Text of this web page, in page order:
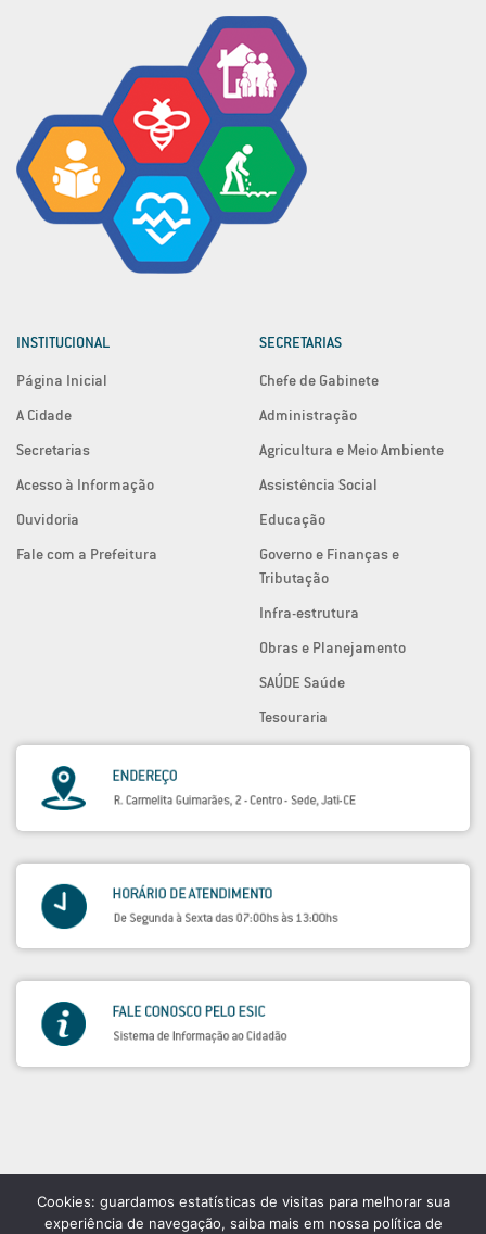
INSTITUCIONAL
Página Inicial
A Cidade
Secretarias
Acesso à Informação
Ouvidoria
Fale com a Prefeitura
SECRETARIAS
Chefe de Gabinete
Administração
Agricultura e Meio Ambiente
Assistência Social
Educação
Governo e Finanças e
Tributação
Infra-estrutura
Obras e Planejamento
SAÚDE Saúde
Tesouraria
Cookies: guardamos estatísticas de visitas para melhorar sua
experiência de navegação, saiba mais em nossa política de